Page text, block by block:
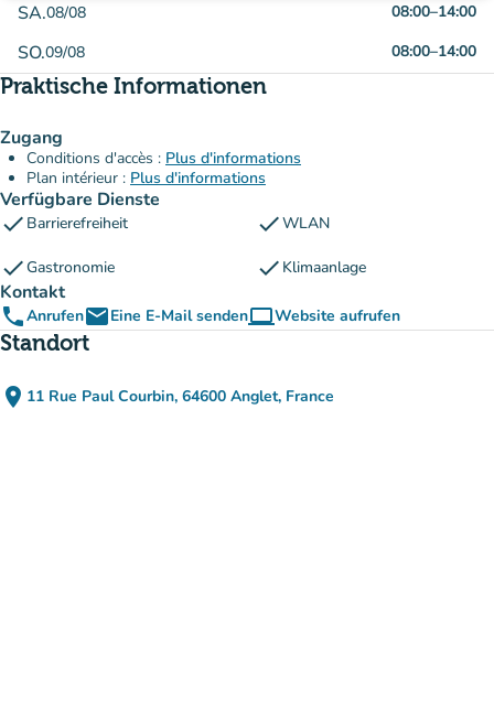
SA.08/08 08:00–14:00
SO.09/08 08:00–14:00
Praktische Informationen
Zugang
Conditions d'accès : Plus d'informations
Plan intérieur : Plus d'informations
Verfügbare Dienste
check Barrierefreiheit checkWLAN
checkGastronomie check Klimaanlage
Kontakt
phoneAnrufenemailEine E-Mail sendencomputerWebsite aufrufen
(new tab)
Standort
place 11 Rue Paul Courbin, 64600 Anglet, France
(in Google Maps öffnen)
(new tab)